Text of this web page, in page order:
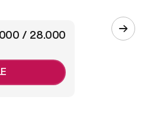
/ 28.000